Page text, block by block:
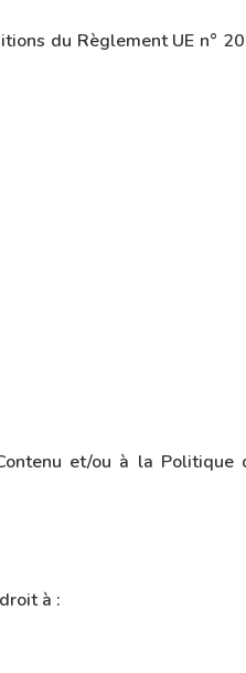
du Règlement UE n°
et/ou à la
à :